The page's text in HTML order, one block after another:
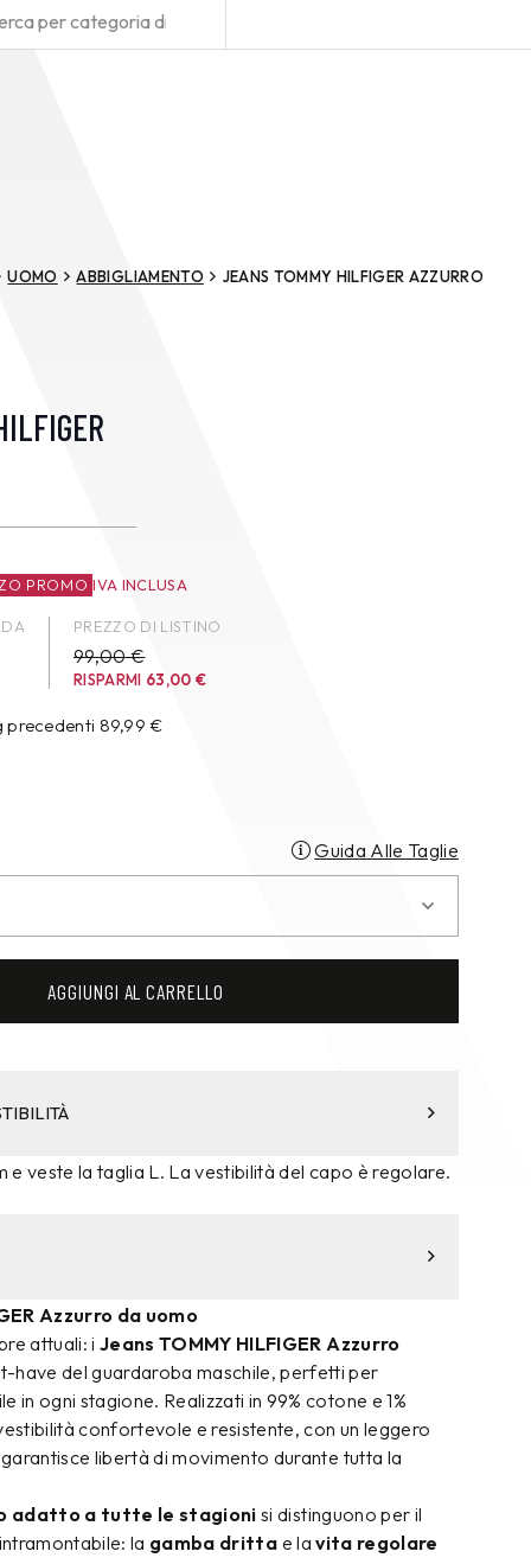
UOMO ABBIGLIAMENTO JEANS TOMMY HILFIGER AZZURRO
PROMO IVA INCLUSA
PREZZO DI LISTINO
99,00 €
RISPARMI 63,00€
precedenti 89,99€
Guida Alle Taglie
AGGIUNGI AL CARRELLO
e veste la taglia L. La vestibilità del capo è regolare.
Azzurro da uomo
attuali: iJeans TOMMY HILFIGER Azzurro
have del guardaroba maschile, perfetti per
in ogni stagione. Realizzati in 99% cotone e 1%
confortevole e resistente, con un leggero
libertà di movimento durante tutta la
adatto a tutte le stagioni si distinguono per il
la gamba dritta e lavita regolare